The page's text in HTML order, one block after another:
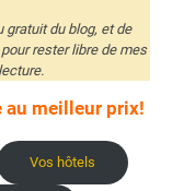
gratuit du blog, et de
rester libre de mes
au meilleur prix!
Vos hôtels